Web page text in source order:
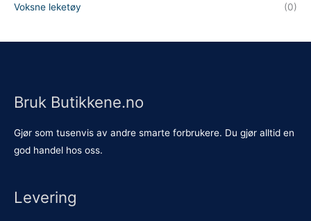
Voksne leketøy (0)
Bruk Butikkene.no
Gjør som tusenvis av andre smarte forbrukere. Du gjør alltid en
god handel hos oss.
Levering